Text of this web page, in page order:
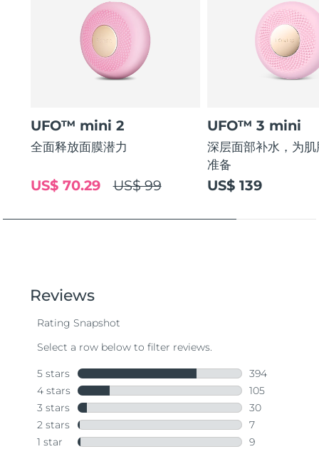
UFO™ mini 2
全面释放面膜潜力
US$ 99
US$ 70.29
UFO™ 3 mini
深层面部补水，为
准备
US$ 139